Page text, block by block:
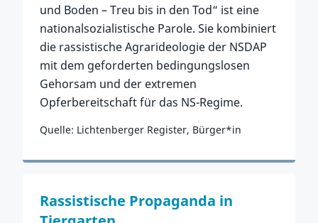
und Boden – Treu bis in den Tod“ ist eine
nationalsozialistische Parole. Sie kombiniert
die rassistische Agrarideologie der NSDAP
mit dem geforderten bedingungslosen
Gehorsam und der extremen
Opferbereitschaft für das NS-Regime.
Quelle: Lichtenberger Register, Bürger*in
Zum Vorfall
Rassistische Propaganda in